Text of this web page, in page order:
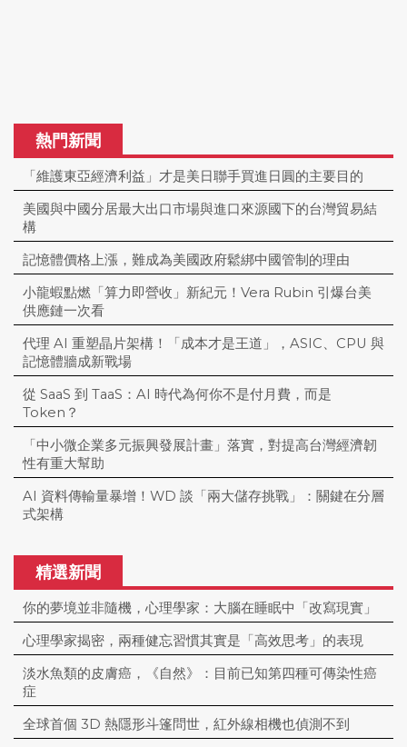
熱門新聞
「維護東亞經濟利益」才是美日聯手買進日圓的主要目的
美國與中國分居最大出口市場與進口來源國下的台灣貿易結
構
記憶體價格上漲，難成為美國政府鬆綁中國管制的理由
小龍蝦點燃「算力即營收」新紀元！Vera Rubin 引爆台美
供應鏈一次看
代理 AI 重塑晶片架構！「成本才是王道」，ASIC、CPU 與
記憶體牆成新戰場
從 SaaS 到 TaaS：AI 時代為何你不是付月費，而是
Token？
「中小微企業多元振興發展計畫」落實，對提高台灣經濟韌
性有重大幫助
AI 資料傳輸量暴增！WD 談「兩大儲存挑戰」：關鍵在分層
式架構
精選新聞
你的夢境並非隨機，心理學家：大腦在睡眠中「改寫現實」
心理學家揭密，兩種健忘習慣其實是「高效思考」的表現
淡水魚類的皮膚癌，《自然》：目前已知第四種可傳染性癌
症
全球首個 3D 熱隱形斗篷問世，紅外線相機也偵測不到